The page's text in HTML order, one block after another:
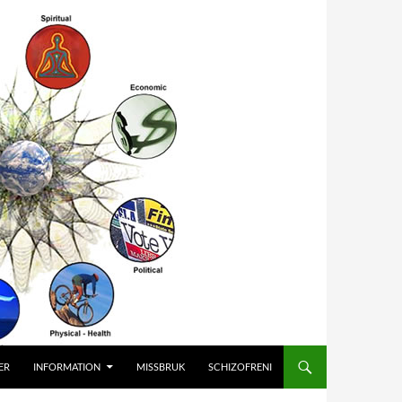
INFORMATION MISSBRUK SCHIZOFRENI